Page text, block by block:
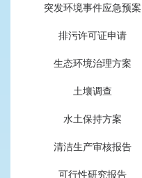
突发环境事件应急预案
排污许可证申请
生态环境治理方案
土壤调查
水土保持方案
清洁生产审核报告
可行性研究报告